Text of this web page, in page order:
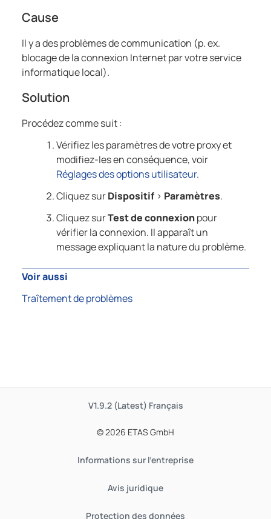
Cause
Il y a des problèmes de communication (p. ex.
blocage de la connexion Internet par votre service
informatique local).
Solution
Procédez comme suit :
Vérifiez les paramètres de votre proxy et
modifiez-les en conséquence, voir
Réglages des options utilisateur.
Cliquez surDispositif > Paramètres.
Cliquez surTest de connexionpour
vérifier la connexion. Il apparaît un
message expliquant la nature du problème.
Voir aussi
Traîtement de problèmes
V1.9.2 (Latest) Français
© 2026 ETAS GmbH
Informations sur l'entreprise
Avis juridique
Protection des données